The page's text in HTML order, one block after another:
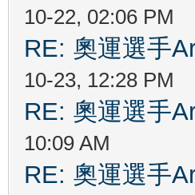
10-22, 02:06 PM
RE: 奧運選手
10-23, 12:28 PM
RE: 奧運選手
10:09 AM
RE: 奧運選手